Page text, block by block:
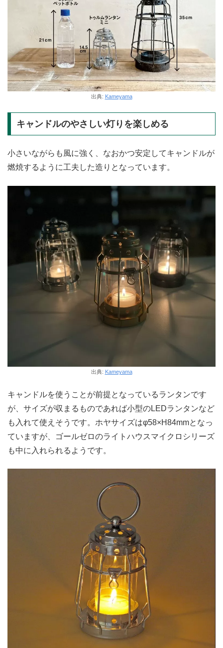
出典: Kameyama
キャンドルのやさしい灯りを楽しめる
小さいながらも​風に強く、なおかつ安定してキャンドルが
燃焼するように工夫した造りとなっています。
出典: Kameyama
キャンドルを使うことが前提となっているランタンです
が、サイズが収まるものであれば小型のLEDランタンなど
も入れて使えそうです。ホヤサイズはφ58×H84mmとなっ
ていますが、ゴールゼロのライトハウスマイクロシリーズ
も中に入れられるようです。